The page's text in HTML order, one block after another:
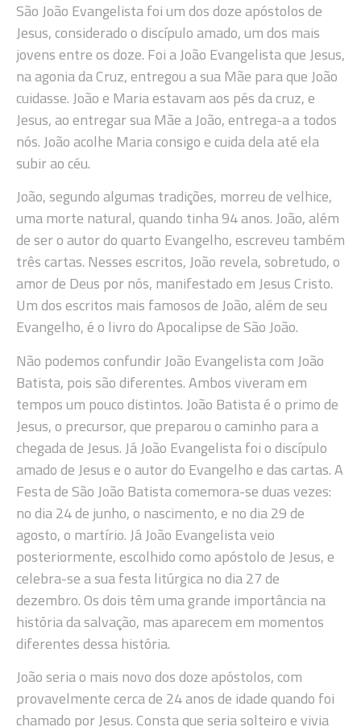
São João Evangelista foi um dos doze apóstolos de
Jesus, considerado o discípulo amado, um dos mais
jovens entre os doze. Foi a João Evangelista que Jesus,
na agonia da Cruz, entregou a sua Mãe para que João
cuidasse. João e Maria estavam aos pés da cruz, e
Jesus, ao entregar sua Mãe a João, entrega-a a todos
nós. João acolhe Maria consigo e cuida dela até ela
subir ao céu.
João, segundo algumas tradições, morreu de velhice,
uma morte natural, quando tinha 94 anos. João, além
de ser o autor do quarto Evangelho, escreveu também
três cartas. Nesses escritos, João revela, sobretudo, o
amor de Deus por nós, manifestado em Jesus Cristo.
Um dos escritos mais famosos de João, além de seu
Evangelho, é o livro do Apocalipse de São João.
Não podemos confundir João Evangelista com João
Batista, pois são diferentes. Ambos viveram em
tempos um pouco distintos. João Batista é o primo de
Jesus, o precursor, que preparou o caminho para a
chegada de Jesus. Já João Evangelista foi o discípulo
amado de Jesus e o autor do Evangelho e das cartas. A
Festa de São João Batista comemora-se duas vezes:
no dia 24 de junho, o nascimento, e no dia 29 de
agosto, o martírio. Já João Evangelista veio
posteriormente, escolhido como apóstolo de Jesus, e
celebra-se a sua festa litúrgica no dia 27 de
dezembro. Os dois têm uma grande importância na
história da salvação, mas aparecem em momentos
diferentes dessa história.
João seria o mais novo dos doze apóstolos, com
provavelmente cerca de 24 anos de idade quando foi
chamado por Jesus. Consta que seria solteiro e vivia